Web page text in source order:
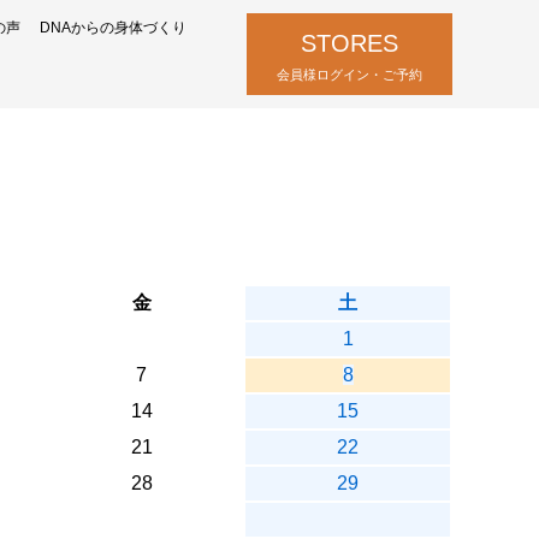
声 DNAからの身体づくり
STORES
会員様ログイン・ご予約
金
土
1
7
8
14
15
21
22
28
29